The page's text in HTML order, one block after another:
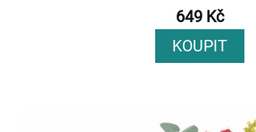
649 Kč
KOUPIT